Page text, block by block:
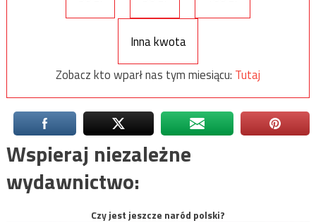
Inna kwota
Zobacz kto wparł nas tym miesiącu: Tutaj
Wspieraj niezależne
wydawnictwo:
Czy jest jeszcze naród polski?